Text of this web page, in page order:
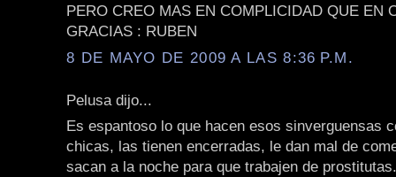
PERO CREO MAS EN COMPLICIDAD QUE EN
GRACIAS : RUBEN
8 DE MAYO DE 2009 A LAS 8:36 P.M.
Pelusa dijo...
Es espantoso lo que hacen esos sinverguensas
chicas, las tienen encerradas, le dan mal de
sacan a la noche para que trabajen de